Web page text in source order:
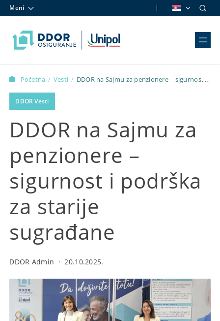
Meni
Početna / Vesti / DDOR na Sajmu za penzionere – sigurnost i
podrška za starije sugrađane
DDOR Vesti
DDOR na Sajmu za
penzionere –
sigurnost i podrška
za starije
sugrađane
DDOR Admin ·20.10.2025.